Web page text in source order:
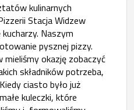
kulinarnych
Stacja Widzew
Naszym
pysznej pizzy.
okazję zobaczyć
składników potrzeba,
ciasto było już
kuleczki, które